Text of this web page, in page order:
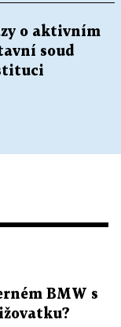
o aktivním
soud
BMW s